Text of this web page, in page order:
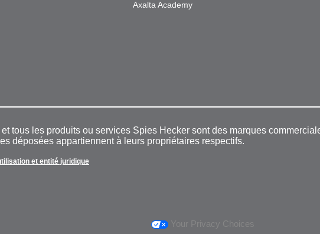
Axalta Academy
tous les produits ou services Spies Hecker sont des marques
déposées appartiennent à leurs propriétaires respectifs.
et entité juridique
Your Privacy Choices